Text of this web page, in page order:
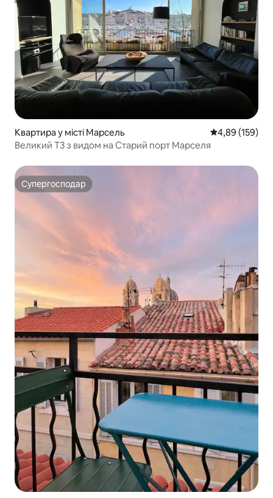
Квартира у місті Марсель Середня
4,89 (159)
Великий T3 з видом на Старий порт Марселя
Супергосподар
Супергосподар